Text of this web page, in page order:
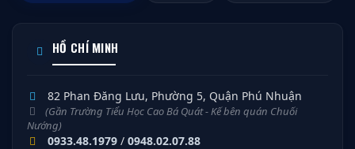
HỒ CHÍ MINH
82 Phan Đăng Lưu, Phường 5, Quận Phú Nhuận
(Gần Trường Tiểu Học Cao Bá Quát - Kế bên quán Chuối
Nướng)
0933.48.1979 / 0948.02.07.88